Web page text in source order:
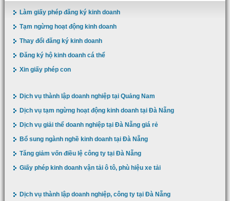
Làm giấy phép đăng ký kinh doanh
Tạm ngừng hoạt động kinh doanh
Thay đổi đăng ký kinh doanh
Đăng ký hộ kinh doanh cá thể
Xin giấy phép con
Dịch vụ thành lập doanh nghiệp tại Quảng Nam
Dịch vụ tạm ngừng hoạt động kinh doanh tại Đà Nẵng
Dịch vụ giải thể doanh nghiệp tại Đà Nẵng giá rẻ
Bổ sung ngành nghề kinh doanh tại Đà Nẵng
Tăng giảm vốn điều lệ công ty tại Đà Nẵng
Giấy phép kinh doanh vận tải ô tô, phù hiệu xe tải
Dịch vụ thành lập doanh nghiệp, công ty tại Đà Nẵng